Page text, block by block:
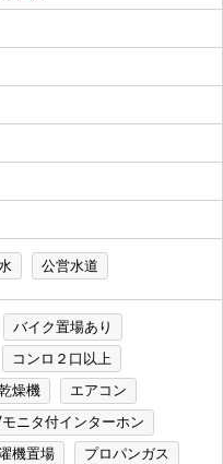
公営水道
バイク置場あり
コンロ２口以上
燥機
エアコン
ニタ付インターホン
機置場
プロパンガス